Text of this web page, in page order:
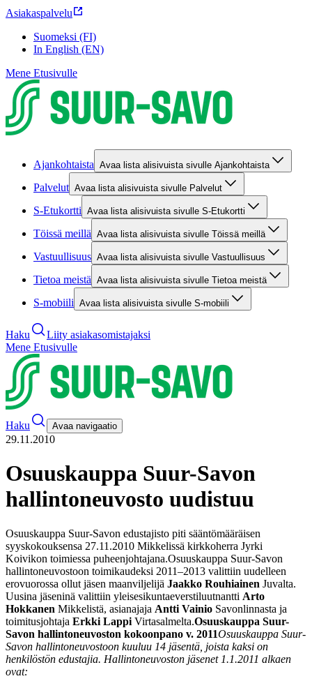
Asiakaspalvelu
Suomeksi (FI)
In English (EN)
Mene Etusivulle
Ajankohtaista Avaa lista alisivuista sivulle Ajankohtaista
Palvelut Avaa lista alisivuista sivulle Palvelut
S-Etukortti Avaa lista alisivuista sivulle S-Etukortti
Töissä meillä Avaa lista alisivuista sivulle Töissä meillä
Vastuullisuus Avaa lista alisivuista sivulle Vastuullisuus
Tietoa meistä Avaa lista alisivuista sivulle Tietoa meistä
S-mobiili Avaa lista alisivuista sivulle S-mobiili
Haku
Liity asiakasomistajaksi
Mene Etusivulle
Haku Avaa navigaatio
29.11.2010
Osuuskauppa Suur-Savon
hallintoneuvosto uudistuu
Osuuskauppa Suur-Savon edustajisto piti sääntömääräisen
syyskokouksensa 27.11.2010 Mikkelissä kirkkoherra Jyrki
Koivikon toimiessa puheenjohtajana.Osuuskauppa Suur-Savon
hallintoneuvostoon toimikaudeksi 2011–2013 valittiin uudelleen
erovuorossa ollut jäsen maanviljelijä Jaakko Rouhiainen Juvalta.
Uusina jäseninä valittiin yleisesikuntaeverstiluutnantti Arto
Hokkanen Mikkelistä, asianajaja Antti Vainio Savonlinnasta ja
toimitusjohtaja Erkki Lappi Virtasalmelta.Osuuskauppa Suur-
Savon hallintoneuvoston kokoonpano v. 2011Osuuskauppa Suur-
Savon hallintoneuvostoon kuuluu 14 jäsentä, joista kaksi on
henkilöstön edustajia. Hallintoneuvoston jäsenet 1.1.2011 alkaen
ovat: